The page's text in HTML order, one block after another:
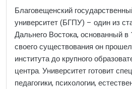
Благовещенский
университет (БГПУ) – один из
Дальнего Востока, основанный в
своего существования он
института до крупного
центра. Университет готовит
педагогики, психологии,